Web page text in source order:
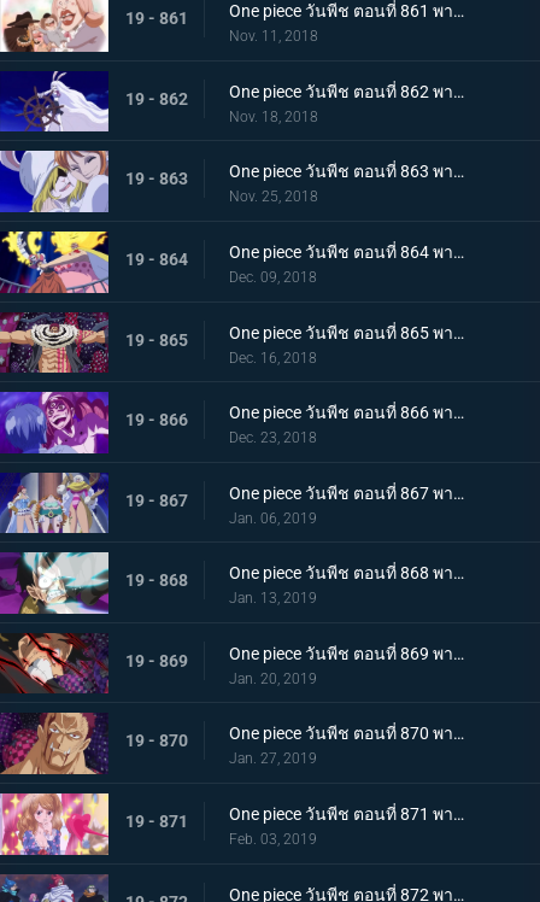
19 - 861 One piece วันพีช ตอนที่ 861 พากย์ไทย เค้กกำลังจม! ซันจิและเบจในศึกหนีตาย!
Nov. 11, 2018
19 - 862 One piece วันพีช ตอนที่ 862 พากย์ไทย ซูลอง! การกลายร่างครั้งใหญ๋ที่แสนพิศวงของแครอท
Nov. 18, 2018
19 - 863 One piece วันพีช ตอนที่ 863 พากย์ไทย บุกทะลวงเข้าไป! สงครามทางทะเลครั้งใหญ่ของพวกหมวกฟาง
Nov. 25, 2018
19 - 864 One piece วันพีช ตอนที่ 864 พากย์ไทย การปะทะกันระหว่าง! สี่จักรพรรดิ ปะทะ พวกหมวกฟาง!
Dec. 09, 2018
19 - 865 One piece วันพีช ตอนที่ 865 พากย์ไทย เคล็ดลับวิชาจากเรย์ลี่! การพลิกเกมการต่อสู้กับคาตาคุริได้เริ่มขึ้นแล้ว
Dec. 16, 2018
19 - 866 One piece วันพีช ตอนที่ 866 พากย์ไทย ในที่สุดก็กลับมา! ซันจิ ชายผู้หยุดสี่จักรพรรดิ
Dec. 23, 2018
19 - 867 One piece วันพีช ตอนที่ 867 พากย์ไทย ศัตรูในเงามืด! นักลอบสังหารจู่โจมลูฟี่!
Jan. 06, 2019
19 - 868 One piece วันพีช ตอนที่ 868 พากย์ไทย การตัดสินใจของลูกผู้ชาย เดิมพันครั้งใหญ๋ที่แลกด้วยชีวิต
Jan. 13, 2019
19 - 869 One piece วันพีช ตอนที่ 869 พากย์ไทย จงตื่นขึ้นมา! ฮาคิสังเกตการณ์ สู่สุดยอดความแข็งแกร่ง!
Jan. 20, 2019
19 - 870 One piece วันพีช ตอนที่ 870 พากย์ไทย หมัดความเร็วสุดยอด! เกียร์ 4 ใหม่เริ่มทำงาน
Jan. 27, 2019
19 - 871 One piece วันพีช ตอนที่ 871 พากย์ไทย ศึกบทสรุป! การต่อสู้แห่งศักดิ์ศรีกับคาตาคุริ!
Feb. 03, 2019
One piece วันพีช ตอนที่ 872 พากย์ไทย เข้าตาจน! กำแพงเหล็กล้อมกรอบลูฟี่!